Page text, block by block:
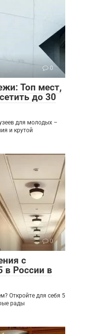
0
Топ мест,
до 30
для молодых –
и крутой
0
с
России в
Откройте для себя 5
рады